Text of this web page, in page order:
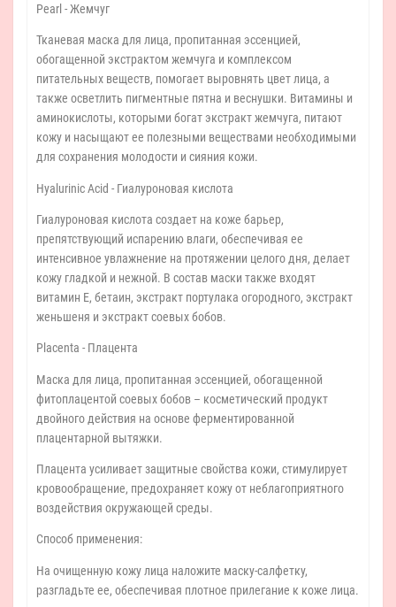
Pearl - Жемчуг
Тканевая маска для лица, пропитанная эссенцией,
обогащенной экстрактом жемчуга и комплексом
питательных веществ, помогает выровнять цвет лица, а
также осветлить пигментные пятна и веснушки. Витамины и
аминокислоты, которыми богат экстракт жемчуга, питают
кожу и насыщают ее полезными веществами необходимыми
для сохранения молодости и сияния кожи.
Hyalurinic Acid - Гиалуроновая кислота
Гиалуроновая кислота создает на коже барьер,
препятствующий испарению влаги, обеспечивая ее
интенсивное увлажнение на протяжении целого дня, делает
кожу гладкой и нежной. В состав маски также входят
витамин Е, бетаин, экстракт портулака огородного, экстракт
женьшеня и экстракт соевых бобов.
Placenta - Плацента
Маска для лица, пропитанная эссенцией, обогащенной
фитоплацентой соевых бобов – косметический продукт
двойного действия на основе ферментированной
плацентарной вытяжки.
Плацента усиливает защитные свойства кожи, стимулирует
кровообращение, предохраняет кожу от неблагоприятного
воздействия окружающей среды.
Способ применения:
На очищенную кожу лица наложите маску-салфетку,
разгладьте ее, обеспечивая плотное прилегание к коже лица.